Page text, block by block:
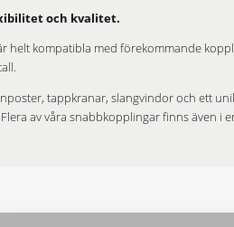
och kvalitet.
helt kompatibla med förekommande
tappkranar, slangvindor och ett
av våra snabbkopplingar finns även i